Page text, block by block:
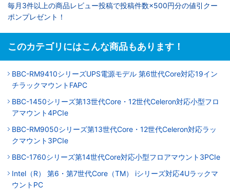
毎月3件以上の商品レビュー投稿で投稿件数×500円分の値引クー
ポンプレゼント！
このカテゴリにはこんな商品もあります！
BBC-RM9410シリーズUPS電源モデル 第6世代Core対応19イン
チラックマウントFAPC
BBC-1450シリーズ第13世代Core・12世代Celeron対応小型フロ
アマウント4PCIe
BBC-RM9050シリーズ第13世代Core・12世代Celeron対応ラッ
クマウント3PCIe
BBC-1760シリーズ第14世代Core対応小型フロアマウント3PCIe
Intel（R） 第6・第7世代Core（TM） iシリーズ対応4Uラックマ
ウントPC